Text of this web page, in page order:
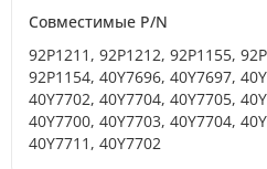
Совместимые P/N
92P1211, 92P1212, 92P1155,
92P1154, 40Y7696, 40Y7697,
40Y7702, 40Y7704, 40Y7705,
40Y7700, 40Y7703, 40Y7704,
40Y7711, 40Y7702